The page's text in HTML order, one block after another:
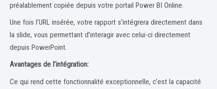
préalablement copiée depuis votre portail Power BI Online.
Une fois l’URL insérée, votre rapport s’intégrera directement dans
la slide, vous permettant d’interagir avec celui-ci directement
depuis PowerPoint.
Avantages de l’intégration:
Ce qui rend cette fonctionnalité exceptionnelle, c’est la capacité